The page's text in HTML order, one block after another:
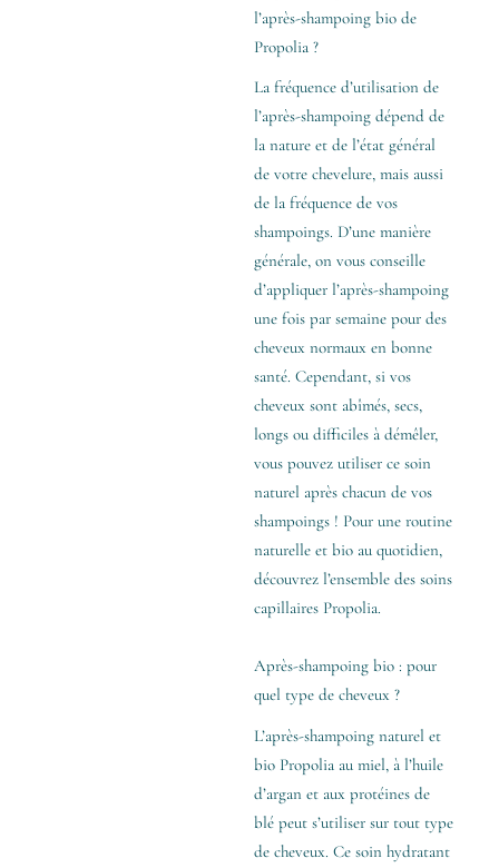
l’après-shampoing bio de
Propolia ?
La fréquence d’utilisation de
l’après-shampoing dépend de
la nature et de l’état général
de votre chevelure, mais aussi
de la fréquence de vos
shampoings. D’une manière
générale, on vous conseille
d’appliquer l’après-shampoing
une fois par semaine pour des
cheveux normaux en bonne
santé. Cependant, si vos
cheveux sont abîmés, secs,
longs ou difficiles à démêler,
vous pouvez utiliser ce soin
naturel après chacun de vos
shampoings ! Pour une routine
naturelle et bio au quotidien,
découvrez l’ensemble des soins
capillaires Propolia.
Après-shampoing bio : pour
quel type de cheveux ?
L’après-shampoing naturel et
bio Propolia au miel, à l’huile
d’argan et aux protéines de
blé peut s’utiliser sur tout type
de cheveux. Ce soin hydratant